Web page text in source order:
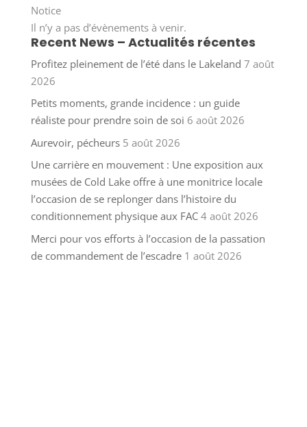
Notice
Il n’y a pas d’évènements à venir.
Recent News – Actualités récentes
Profitez pleinement de l’été dans le Lakeland 7 août
2026
Petits moments, grande incidence : un guide
réaliste pour prendre soin de soi 6 août 2026
Aurevoir, pécheurs 5 août 2026
Une carrière en mouvement : Une exposition aux
musées de Cold Lake offre à une monitrice locale
l’occasion de se replonger dans l’histoire du
conditionnement physique aux FAC 4 août 2026
Merci pour vos efforts à l’occasion de la passation
de commandement de l’escadre 1 août 2026